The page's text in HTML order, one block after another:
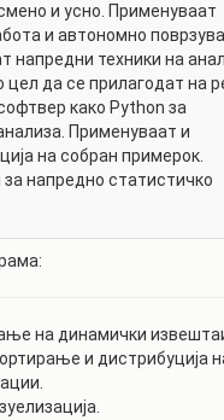
и усно. Применуваат
и автономно
напредни техники на
да се прилагодат на
како Python за
Применуваат и
на собран примерок.
напредно статистичко
на динамички
и дистрибуција